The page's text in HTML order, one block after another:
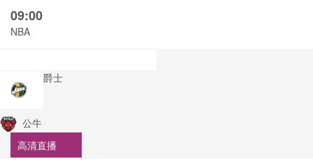
09:00
NBA
爵士
公牛
高清直播